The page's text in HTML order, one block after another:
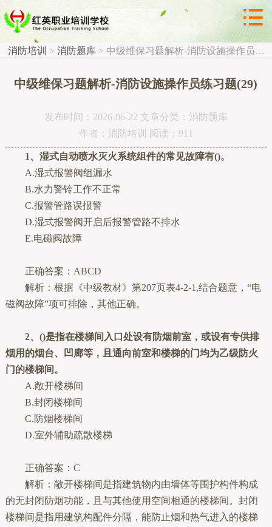

 消防题库 
消防培训 > 消防题库 > 中级维保习题解析-消防设施操作员练习题(29)
中级维保习题解析-消防设施操作员练习题(29)
发布时间：2026-06-22 文章分类：消防题库
作者：消防培训 阅读：911
1、湿式自动喷水灭火系统组件的常见故障有()。
A.湿式报警阀组漏水
B.水力警铃工作不正常
C.报警管路误报警
D.湿式报警阀开启后报警管路不排水
E.电磁阀故障
正确答案：ABCD
解析：根据《中级教材》第207页表4-2-1,结合题意，“电
磁阀故障”项可排除，其他正确。
2、()是指在楼梯间入口处设有防烟前室，或设有专供排
烟用的烟台、凹廊等，且通向前室和楼梯的门均为乙级防火
门的楼梯间。
A.敞开楼梯间
B.封闭楼梯间
C.防烟楼梯间
D.室外辅助疏散楼梯
正确答案：C
解析：敞开楼梯间是指建筑物内由墙体等围护构件构成
的无封闭防烟功能，且与其他使用空间相通的楼梯间。封闭
楼梯间是指用建筑构配件分隔，能防止烟和热气进入的楼梯